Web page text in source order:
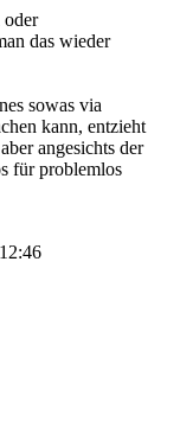
das wieder
sowas via
kann, entzieht
angesichts der
für problemlos